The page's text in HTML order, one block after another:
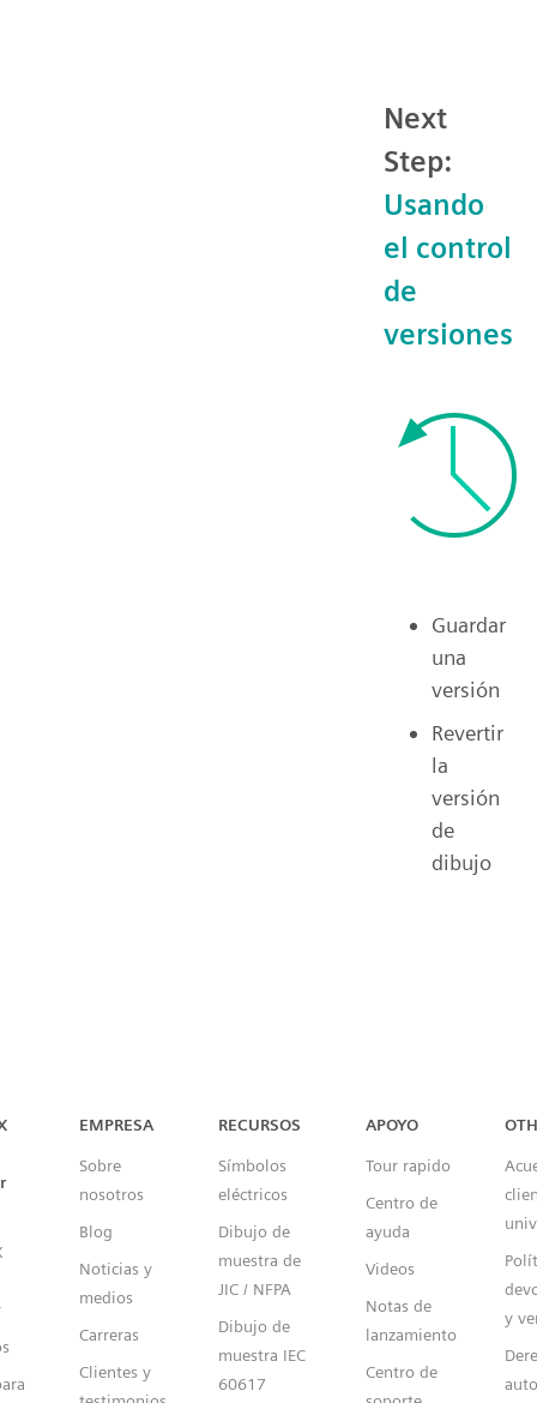
Next
Step:
Usando
el control
de
versiones
Guardar
una
versión
Revertir
la
versión
de
dibujo
Capital™ X Panel Designer
EMPRESA
Sobre
nosotros
Blog
Noticias y
medios
Carreras
Clientes y
RECURSOS
Símbolos
eléctricos
Dibujo de
muestra de
JIC / NFPA
Dibujo de
muestra IEC
60617
APOYO
Tour rapido
Centro de
ayuda
Videos
Notas de
lanzamiento
Centro de
y